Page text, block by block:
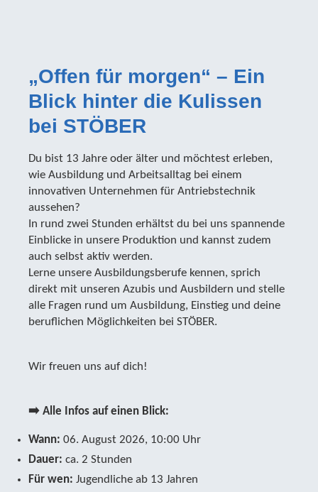
„Offen für morgen“ – Ein
Blick hinter die Kulissen
bei STÖBER
Du bist 13 Jahre oder älter und möchtest erleben,
wie Ausbildung und Arbeitsalltag bei einem
innovativen Unternehmen für Antriebstechnik
aussehen?
In rund zwei Stunden erhältst du bei uns spannende
Einblicke in unsere Produktion und kannst zudem
auch selbst aktiv werden.
Lerne unsere Ausbildungsberufe kennen, sprich
direkt mit unseren Azubis und Ausbildern und stelle
alle Fragen rund um Ausbildung, Einstieg und deine
beruflichen Möglichkeiten bei STÖBER.
Wir freuen uns auf dich!
➡️ Alle Infos auf einen Blick:
Wann: 06. August 2026, 10:00 Uhr
Dauer: ca. 2 Stunden
Für wen: Jugendliche ab 13 Jahren